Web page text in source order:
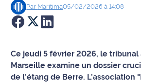
Société
Culture
Économie
Éducation
Par Maritima05/02/2026 à 14:08
Ce jeudi 5 février 2026, le
Marseille examine un dossier
de l’étang de Berre. L’association